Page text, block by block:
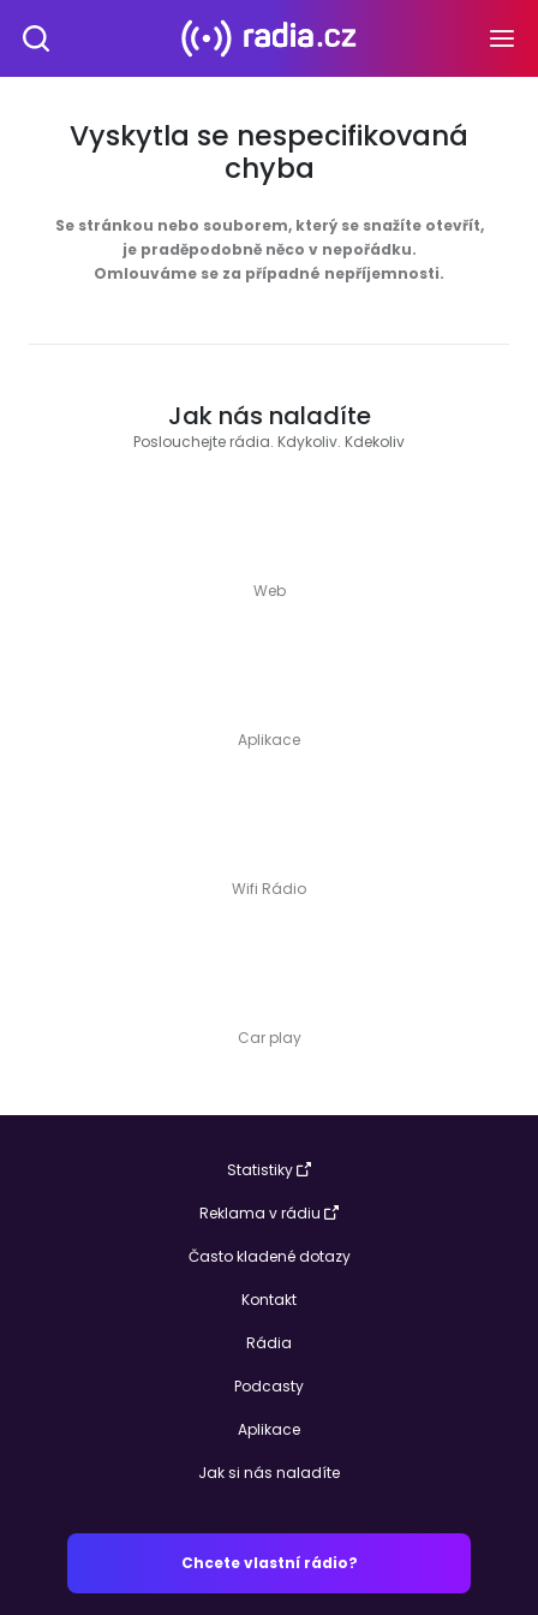
Vyskytla se nespecifikovaná
chyba
Se stránkou nebo souborem, který se snažíte otevřít,
je praděpodobně něco v nepořádku.
Omlouváme se za případné nepříjemnosti.
Jak nás naladíte
Poslouchejte rádia. Kdykoliv. Kdekoliv
Web
Aplikace
Wifi Rádio
Car play
Statistiky
Reklama v rádiu
Často kladené dotazy
Kontakt
Rádia
Podcasty
Aplikace
Jak si nás naladíte
Chcete vlastní rádio?